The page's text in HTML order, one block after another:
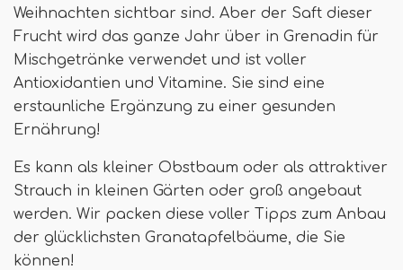
Weihnachten sichtbar sind. Aber der Saft dieser
Frucht wird das ganze Jahr über in Grenadin für
Mischgetränke verwendet und ist voller
Antioxidantien und Vitamine. Sie sind eine
erstaunliche Ergänzung zu einer gesunden
Ernährung!
Es kann als kleiner Obstbaum oder als attraktiver
Strauch in kleinen Gärten oder groß angebaut
werden. Wir packen diese voller Tipps zum Anbau
der glücklichsten Granatapfelbäume, die Sie
können!